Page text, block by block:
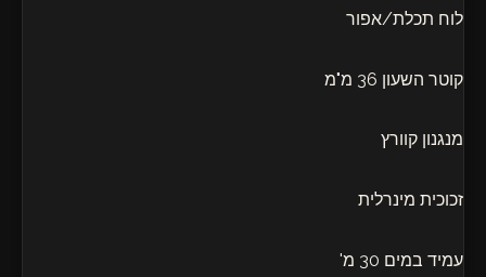
לוח תכלת/אפור
קוטר השעון 36 מ"מ
מנגנון קוורץ
זכוכית מינרלית
עמיד במים 30 מ'